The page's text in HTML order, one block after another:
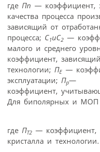
где Пп — коэффициент,
качества процесса
зависящий от
процесса; С1иС2 —
малого и среднего
коэффициент,
технологии; ПЕ —
эксплуатации; Пр—
коэффициент,
Для биполярных и МОП
где ΠT2 — коэффициент,
кристалла и технологии.